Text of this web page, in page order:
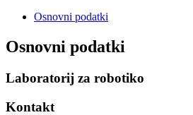
Osnovni podatki
Osnovni podatki
Laboratorij za robotiko
Kontakt